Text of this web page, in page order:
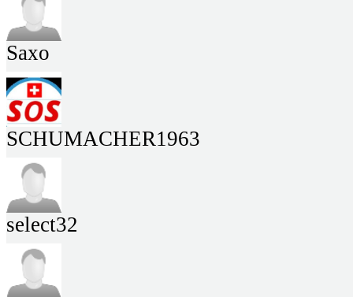
Saxo
SCHUMACHER1963
select32